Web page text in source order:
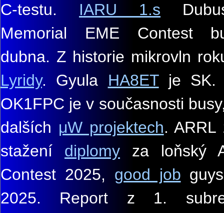
C-testu. IARU 1.s
Memorial EME Contest
dubna. Z historie mikrovln
Lyridy. Gyula HA8ETje SK.
OK1FPC je v současnosti
dalších μW projektech. ARRL
stažení diplomy za loňský
Contest 2025, good job
2025. Report z 1.